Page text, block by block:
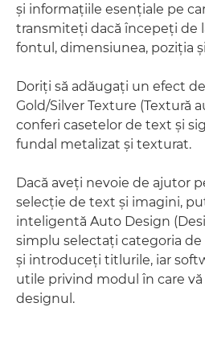
şi informaţiile esenţiale pe
transmiteţi dacă începeţi de
fontul, dimensiunea, poziţia
Doriţi să adăugaţi un efect
Gold/Silver Texture (Textură
conferi casetelor de text şi
fundal metalizat şi texturat.
Dacă aveţi nevoie de ajutor
selecţie de text şi imagini,
inteligentă Auto Design
simplu selectaţi categoria
şi introduceţi titlurile, iar
utile privind modul în care
designul.